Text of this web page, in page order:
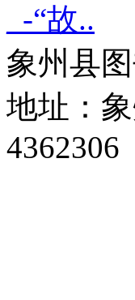
_-“故..
象州县
地址：
4362306